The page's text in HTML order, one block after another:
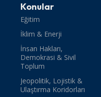
Konular
Eğitim
İklim & Enerji
İnsan Hakları,
Demokrasi & Sivil
Toplum
Jeopolitik, Lojistik &
Ulaştırma Koridorları